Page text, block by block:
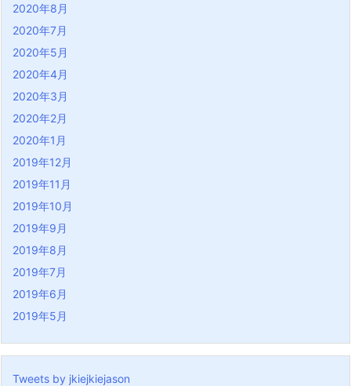
2020年8月
2020年7月
2020年5月
2020年4月
2020年3月
2020年2月
2020年1月
2019年12月
2019年11月
2019年10月
2019年9月
2019年8月
2019年7月
2019年6月
2019年5月
Tweets by jkiejkiejason